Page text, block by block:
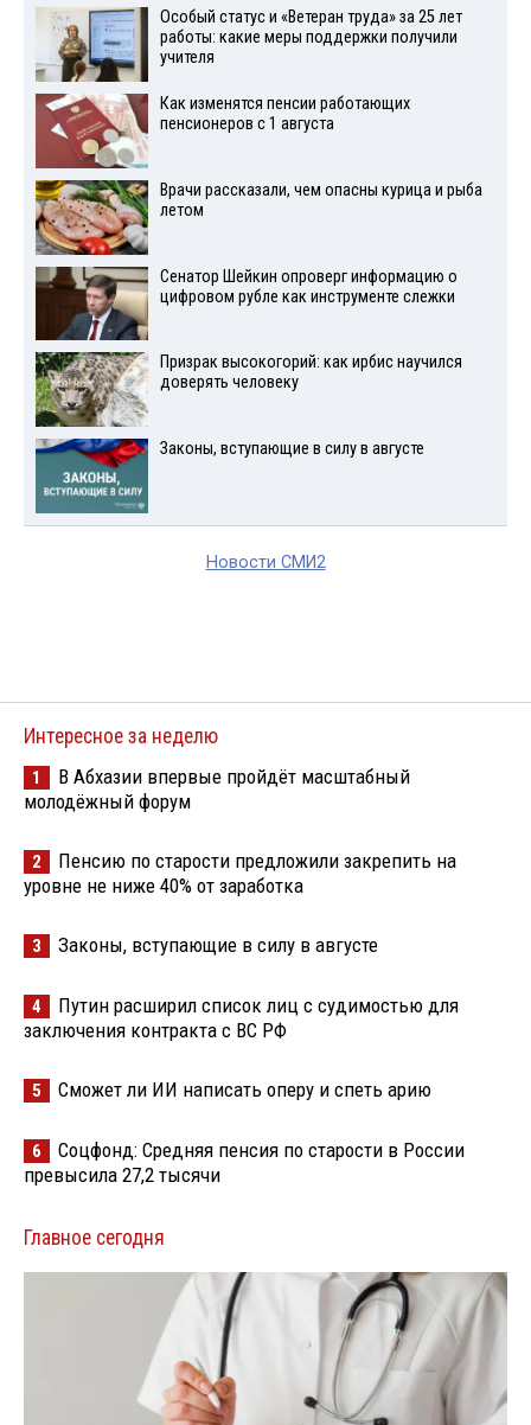
Особый статус и «Ветеран труда» за 25 лет
работы: какие меры поддержки получили
учителя
Как изменятся пенсии работающих
пенсионеров с 1 августа
Врачи рассказали, чем опасны курица и рыба
летом
Сенатор Шейкин опроверг информацию о
цифровом рубле как инструменте слежки
Призрак высокогорий: как ирбис научился
доверять человеку
Законы, вступающие в силу в августе
Новости СМИ2
Интересное за неделю
1
В Абхазии впервые пройдёт масштабный
молодёжный форум
2
Пенсию по старости предложили закрепить на
уровне не ниже 40% от заработка
3 Законы, вступающие в силу в августе
4
Путин расширил список лиц с судимостью для
заключения контракта с ВС РФ
5 Сможет ли ИИ написать оперу и спеть арию
6
Соцфонд: Средняя пенсия по старости в России
превысила 27,2 тысячи
Главное сегодня